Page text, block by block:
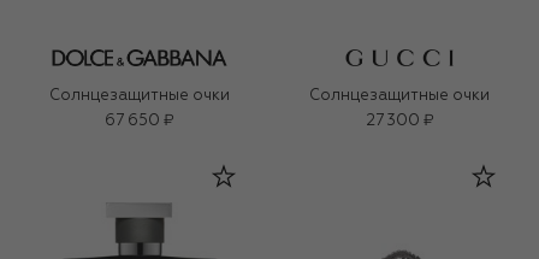
Солнцезащитные очки
67 650 ₽
Солнцезащитные очки
27 300 ₽